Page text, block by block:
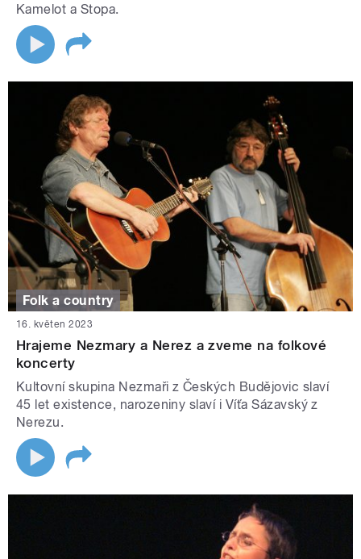
Kamelot a Stopa.
Folk a country
16. květen 2023
Hrajeme Nezmary a Nerez a zveme na folkové
koncerty
Kultovní skupina Nezmaři z Českých Budějovic slaví
45 let existence, narozeniny slaví i Víťa Sázavský z
Nerezu.